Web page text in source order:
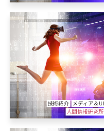
技術紹介 メディア＆UI
人間情報研究所